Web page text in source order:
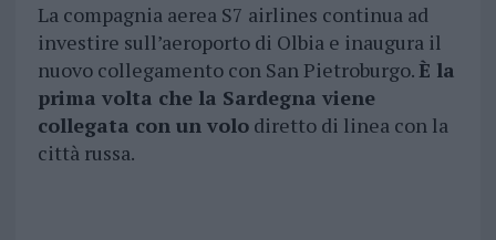
La compagnia aerea S7 airlines continua ad
investire sull’aeroporto di Olbia e inaugura il
nuovo collegamento con San Pietroburgo.È la
prima volta che la Sardegna viene
collegata con un volodiretto di linea con la
città russa.